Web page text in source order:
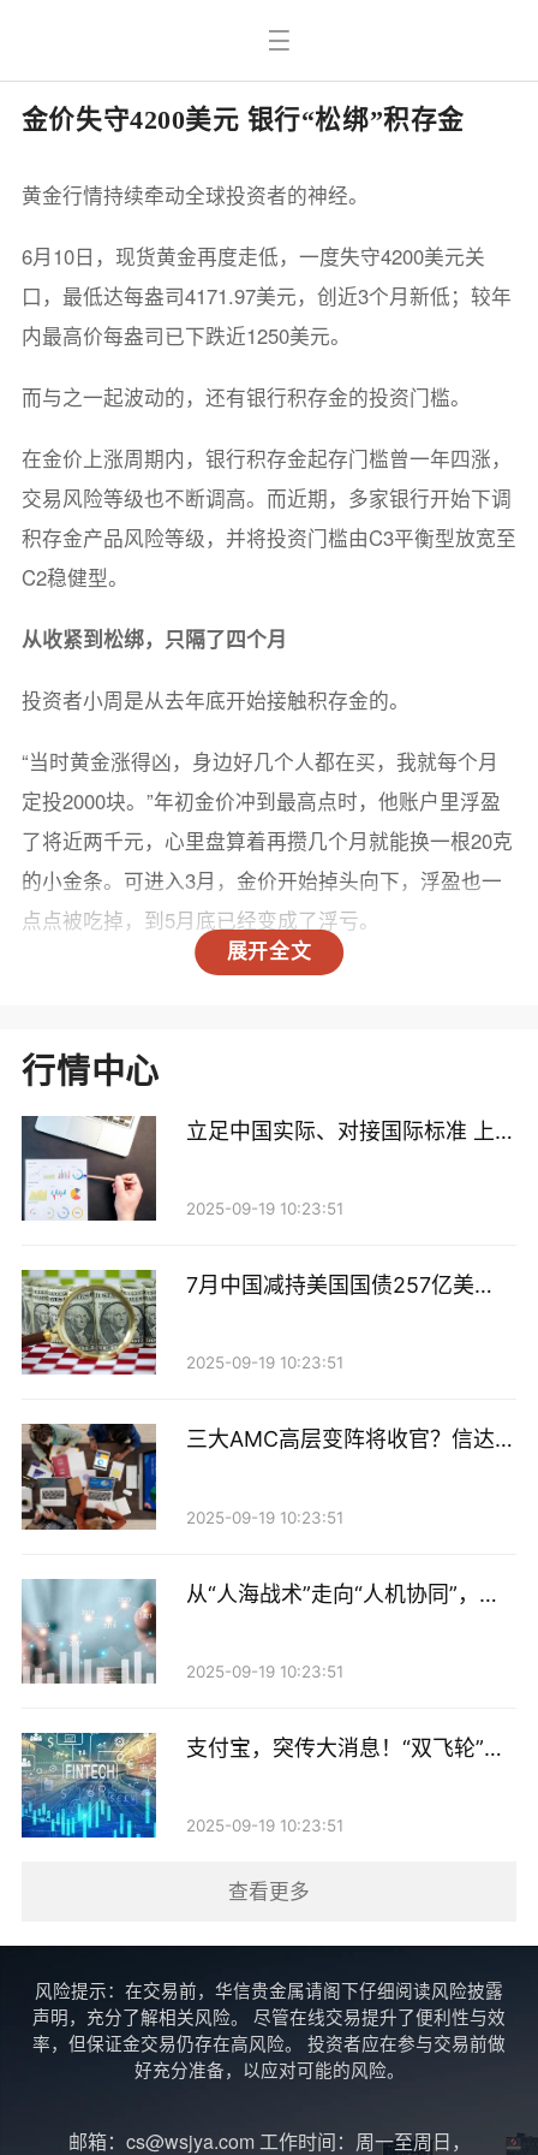
金价失守4200美元 银行“松绑”积存金
展开全文
黄金行情持续牵动全球投资者的神经。
6月10日，现货黄金再度走低，一度失守4200美元关
口，最低达每盎司4171.97美元，创近3个月新低；较年
内最高价每盎司已下跌近1250美元。
而与之一起波动的，还有银行积存金的投资门槛。
在金价上涨周期内，银行积存金起存门槛曾一年四涨，
交易风险等级也不断调高。而近期，多家银行开始下调
积存金产品风险等级，并将投资门槛由C3平衡型放宽至
C2稳健型。
从收紧到松绑，只隔了四个月
投资者小周是从去年底开始接触积存金的。
“当时黄金涨得凶，身边好几个人都在买，我就每个月
定投2000块。”年初金价冲到最高点时，他账户里浮盈
了将近两千元，心里盘算着再攒几个月就能换一根20克
的小金条。可进入3月，金价开始掉头向下，浮盈也一
点点被吃掉，到5月底已经变成了浮亏。
像小周这样在追高中入场的投资者不在少数。
幅。面对疯狂涌入的投资者，银行集体收紧风控，不仅
连连发布风险提示，更将积存金风险等级普遍上调至
R3（中风险），参与客户至少需要C3（平衡型）评
级，有的银行甚至将门槛提到了C4（进取型）。
场，积存金交易量明显降温。银行的态度也随之发生了
转变。
险等级从R3下调至R2（中低风险），对应客户风险承
受能力等级由C3放宽至C2（稳健型）及以上。
风险等级名称从“较高风险”调整为“中高风险”，虽然等
级本身维持R4不变，但措辞已有软化。
与此同时，近期，兴业银行、招商银行、江苏银行等多
从原来的23时延至次日凌晨2时，基本覆盖了国际金价
波动最活跃的时段。
集中调整积存金业务规则，核心是兼顾合规要求与市场
竞争。
他表示，今年1月金价极端波动时，银行紧急上调风险
等级是为了避免风险承受能力不足的投资者蒙受损失。
当前金价波动率明显收窄，市场情绪趋于平稳，银行据
行情中心
立足中国实际、对接国际标准 上交
2025-09-19 10:23:51
7月中国减持美国国债257亿美
2025-09-19 10:23:51
三大AMC高层变阵将收官？信达、
2025-09-19 10:23:51
从“人海战术”走向“人机协同”，券
2025-09-19 10:23:51
支付宝，突传大消息！“双飞轮”战
2025-09-19 10:23:51
查看更多
风险提示：在交易前，华信贵金属请阁下仔细阅读风险披露
声明，充分了解相关风险。 尽管在线交易提升了便利性与效
率，但保证金交易仍存在高风险。 投资者应在参与交易前做
好充分准备，以应对可能的风险。
邮箱：cs@wsjya.com 工作时间：周一至周日，